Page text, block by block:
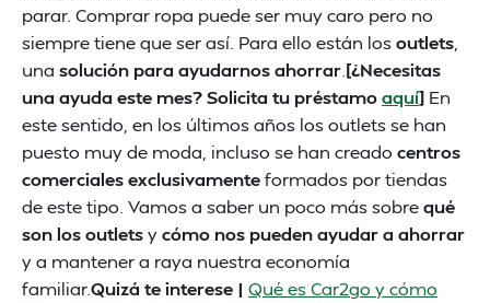
parar. Comprar ropa puede ser muy caro pero no
siempre tiene que ser así. Para ello están losoutlets
una solución para ayudarnos ahorrar [¿Necesitas
una ayuda este mes? Solicita tu préstamoaquí] En
este sentido, en los últimos años los outlets se han
puesto muy de moda, incluso se han creado centros
comerciales exclusivamenteformados por tiendas
de este tipo. Vamos a saber un poco más sobrequé
son los outletsycómo nos pueden ayudar a ahorrar
y a mantener a raya nuestra economía
familiar.Quizá te interese | Qué es Car2go y cómo